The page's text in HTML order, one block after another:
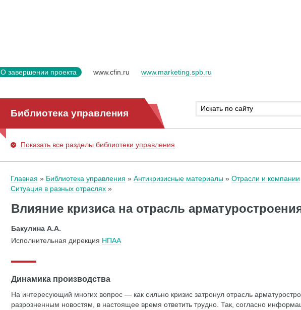
О завершении проекта www.cfin.ru www.marketing.spb.ru
Библиотека управления
Показать все разделы библиотеки управления
Главная Библиотека управления Антикризисные материалы
Отрасли и компании
Ситуация в разных отраслях
Влияние кризиса на отрасль
Бакулина А.А.
Исполнительная дирекция НПАА
Динамика производства
На интересующий многих вопрос — как сильно кризис затронул отрасль
разрозненным новостям, в настоящее время ответить трудно. Так, согласно